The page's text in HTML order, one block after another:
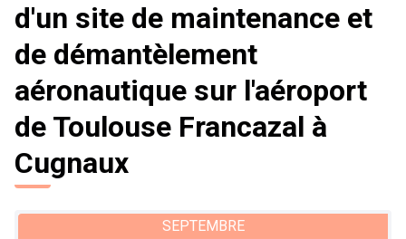
d'un site de maintenance et
de démantèlement
aéronautique sur l'aéroport
de Toulouse Francazal à
Cugnaux
SEPTEMBRE